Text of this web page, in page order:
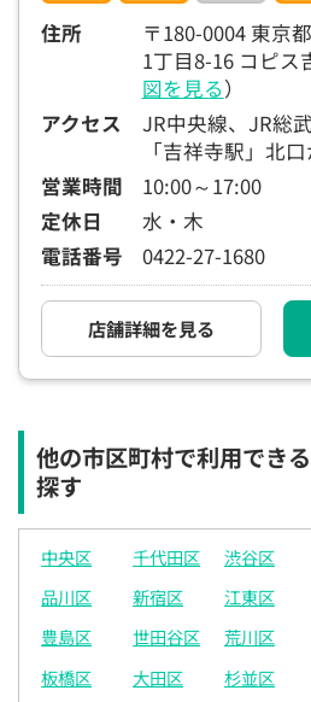
住所
〒180-0004 東京
1丁目8-16 コピス
図を見る）
アクセス
JR中央線、JR総
「吉祥寺駅」北
営業時間
10:00～17:00
定休日
水・木
電話番号
0422-27-1680
店舗詳細を見る
他の市区町村で利用でき
探す
中央区 千代田区 渋谷区
品川区
新宿区 江東区
豊島区
世田谷区 荒川区
板橋区
大田区 杉並区